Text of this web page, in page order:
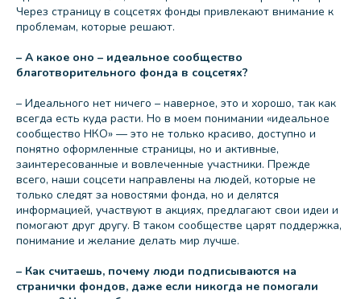
Через страницу в соцсетях фонды привлекают внимание к
проблемам, которые решают.
– А какое оно – идеальное сообщество
благотворительного фонда в соцсетях?
– Идеального нет ничего – наверное, это и хорошо, так как
всегда есть куда расти. Но в моем понимании «идеальное
сообщество НКО» — это не только красиво, доступно и
понятно оформленные страницы, но и активные,
заинтересованные и вовлеченные участники. Прежде
всего, наши соцсети направлены на людей, которые не
только следят за новостями фонда, но и делятся
информацией, участвуют в акциях, предлагают свои идеи и
помогают друг другу. В таком сообществе царят поддержка,
понимание и желание делать мир лучше.
– Как считаешь, почему люди подписываются на
странички фондов, даже если никогда не помогали